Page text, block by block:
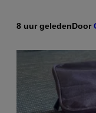
8 uur geledenDoor